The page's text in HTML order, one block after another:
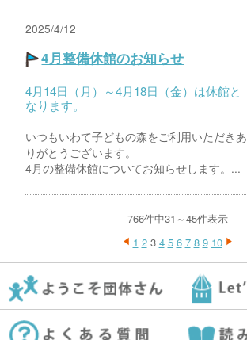
2025/4/12
4月整備休館のお知らせ
4月14日（月）～4月18日（金）は休館と
なります。
いつもいわて子どもの森をご利用いただきあ
りがとうございます。
4月の整備休館についてお知らせします。...
766件中31～45件表示
1 23 4 5 6 7 8 9 10